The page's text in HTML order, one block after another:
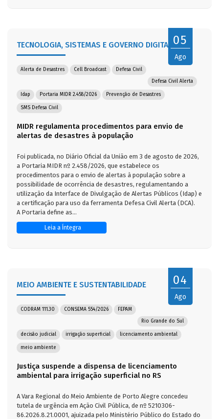
05
Ago
TECNOLOGIA, SISTEMAS E GOVERNO DIGITAL
Alerta de Desastres Cell Broadcast
Defesa Civil
Defesa Civil Alerta
Idap Portaria MIDR 2.458/2026 Prevenção de Desastres
SMS Defesa Civil
MIDR regulamenta procedimentos para envio de
alertas de desastres à população
Foi publicada, no Diário Oficial da União em 3 de agosto de 2026,
a Portaria MIDR nº 2.458/2026, que estabelece os
procedimentos para o envio de alertas à população sobre a
possibilidade de ocorrência de desastres, regulamentando a
utilização da Interface de Divulgação de Alertas Públicos (Idap) e
a certificação para uso da ferramenta Defesa Civil Alerta (DCA).
A Portaria define as...
Leia a Íntegra
04
Ago
MEIO AMBIENTE E SUSTENTABILIDADE
CODRAM 111.30 CONSEMA 554/2026
FEPAM
Rio Grande do Sul
decisão judicial irrigação superficial licenciamento ambiental
meio ambiente
Justiça suspende a dispensa de licenciamento
ambiental para irrigação superficial no RS
A Vara Regional do Meio Ambiente de Porto Alegre concedeu
tutela de urgência em Ação Civil Pública, de nº 5210306-
86.2026.8.21.0001, ajuizada pelo Ministério Público do Estado do